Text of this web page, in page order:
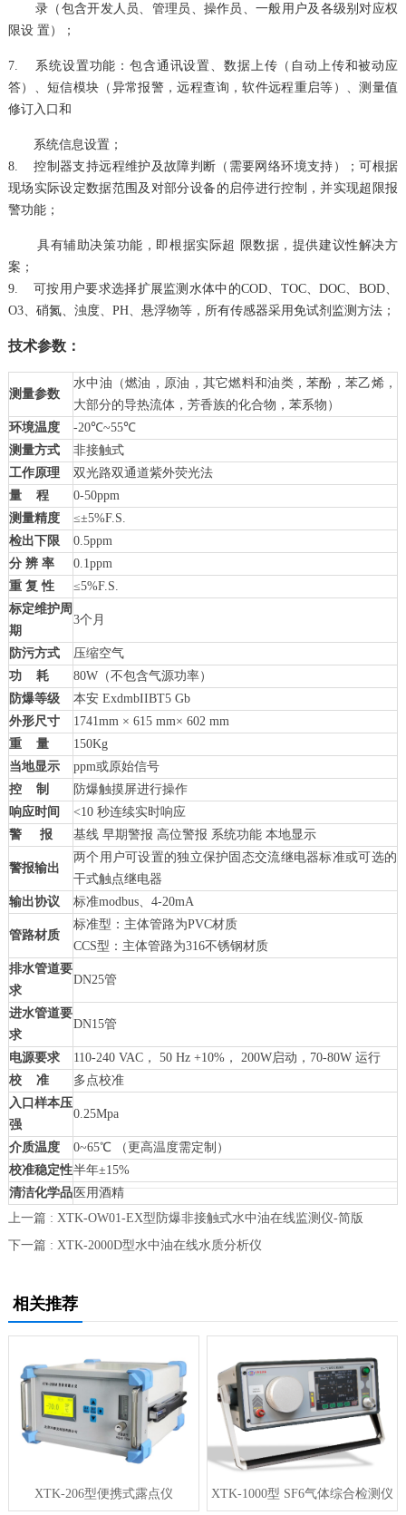
录（包含开发人员、管理员、操作员、一般用户及各级别对应权
限设 置）；
7. 系统设置功能：包含通讯设置、数据上传（自动上传和被动应
答）、短信模块（异常报警，远程查询，软件远程重启等）、测量值
修订入口和
系统信息设置；
8. 控制器支持远程维护及故障判断（需要网络环境支持）；可根据
现场实际设定数据范围及对部分设备的启停进行控制，并实现超限报
警功能；
具有辅助决策功能，即根据实际超 限数据，提供建议性解决方
案；
9. 可按用户要求选择扩展监测水体中的COD、TOC、DOC、BOD、
O3、硝氮、浊度、PH、悬浮物等，所有传感器采用免试剂监测方法；
技术参数：
测量参数
水中油（燃油，原油，其它燃料和油类，苯酚，苯乙烯，
大部分的导热流体，芳香族的化合物，苯系物）
环境温度
-20℃~55℃
测量方式
非接触式
工作原理
双光路双通道紫外荧光法
量
程
0-50ppm
测量精度
≤±5%F.S.
检出下限
0.5ppm
分 辨 率
0.1ppm
重 复 性
≤5%F.S.
标定维护周
期
3个月
防污方式
压缩空气
功
耗
80W（不包含气源功率）
防爆等级
本安 ExdmbIIBT5 Gb
外形尺寸
1741mm × 615 mm× 602 mm
重
量
150Kg
当地显示
ppm或原始信号
控
制
防爆触摸屏进行操作
响应时间
<10 秒连续实时响应
警
报 基线 早期警报 高位警报 系统功能 本地显示
警报输出
两个用户可设置的独立保护固态交流继电器标准或可选的
干式触点继电器
输出协议
标准modbus、4-20mA
管路材质
标准型：主体管路为PVC材质
CCS型：主体管路为316不锈钢材质
排水管道要
求
DN25管
进水管道要
求
DN15管
电源要求
110-240 VAC， 50 Hz +10%， 200W启动，70-80W 运行
校
准
多点校准
入口样本压
强
0.25Mpa
介质温度
0~65℃ （更高温度需定制）
校准稳定性半年±15%
清洁化学品 医用酒精
上一篇 : XTK-OW01-EX型防爆非接触式水中油在线监测仪-简版
下一篇 : XTK-2000D型水中油在线水质分析仪
相关推荐
XTK-206型便携式露点仪 XTK-1000型 SF6气体综合检测仪